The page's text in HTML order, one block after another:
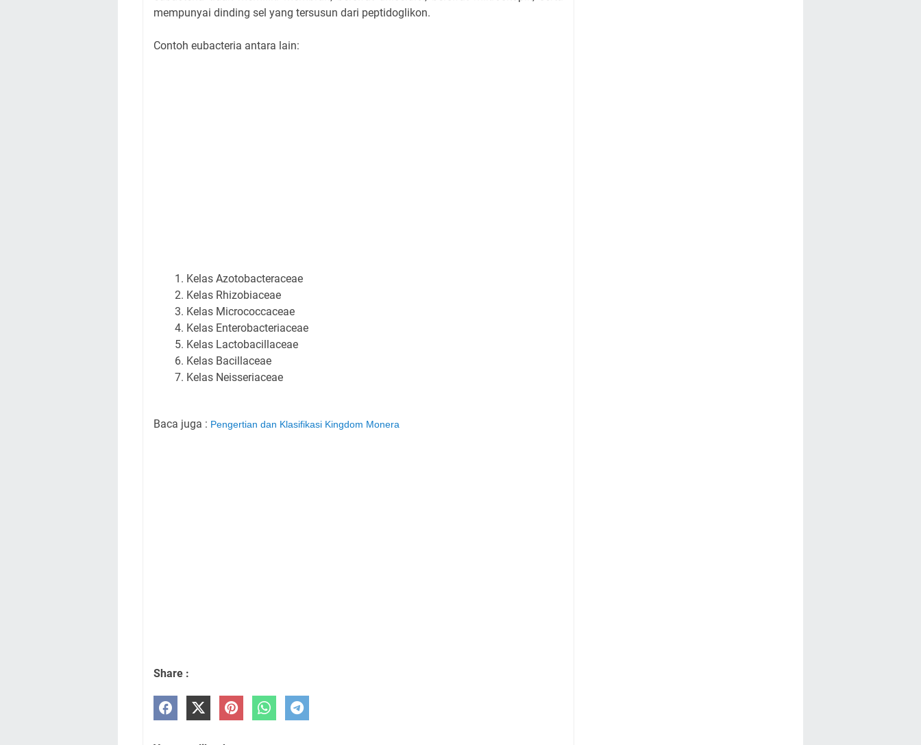
mempunyai dinding sel yang tersusun dari peptidoglikon.
Contoh eubacteria antara lain:
Kelas Azotobacteraceae
Kelas Rhizobiaceae
Kelas Micrococcaceae
Kelas Enterobacteriaceae
Kelas Lactobacillaceae
Kelas Bacillaceae
Kelas Neisseriaceae
Baca juga : Pengertian dan Klasifikasi Kingdom Monera
Share :